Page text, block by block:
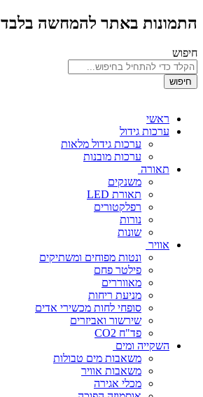
התמונות באתר להמחשה בלבד
חיפוש
חיפוש
ראשי
ערכות גידול
ערכות גידול מלאות
ערכות מובנות
תאורה
משנקים
תאורת LED
רפלקטורים
נורות
שונות
אוויר
ונטות מפוחים ומשתיקים
פילטר פחם
מאווררים
מניעת ריחות
סופחי לחות מכשירי אדים
שירשור ואביזרים
פד"ח CO2
השקייה ומים
משאבות מים טבולות
משאבות אוויר
מכלי אגירה